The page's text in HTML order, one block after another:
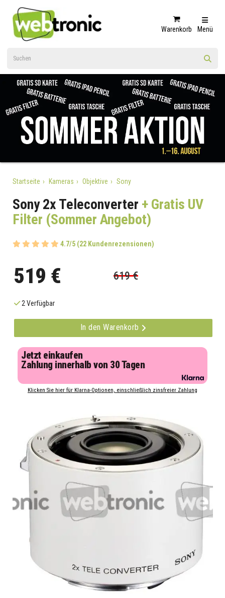
Warenkorb Menü
Startseite Kameras Objektive Sony
Sony 2x Teleconverter + Gratis UV
Filter (Sommer Angebot)
4.7/5 (22 Kundenrezensionen)
519 € 619 €
2 Verfügbar
In den Warenkorb
Jetzt einkaufen
Zahlung innerhalb von 30 Tagen
Klicken Sie hier für Klarna-Optionen, einschließlich zinsfreier Zahlung